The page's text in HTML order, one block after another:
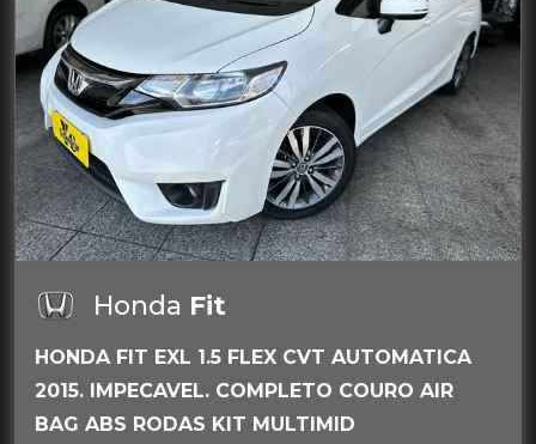
Honda Fit
HONDA FIT EXL 1.5 FLEX CVT AUTOMATICA
2015. IMPECAVEL. COMPLETO COURO AIR
BAG ABS RODAS KIT MULTIMID